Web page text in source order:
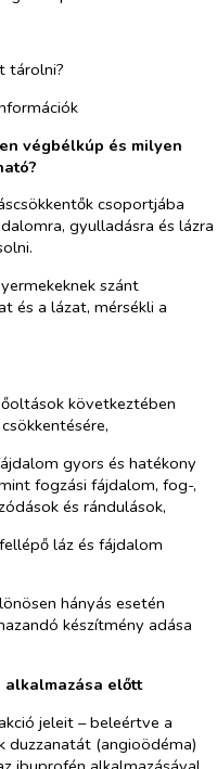
tárolni?
végbélkúp és milyen
csoportjába
gyulladásra és lázra
szánt
és a lázat, mérsékli a
következtében
gyors és hatékony
fogzási fájdalom, fog-,
és rándulások,
láz és fájdalom
hányás esetén
készítmény adása
alkalmazása előtt
jeleit – beleértve a
duzzanatát (angioödéma)